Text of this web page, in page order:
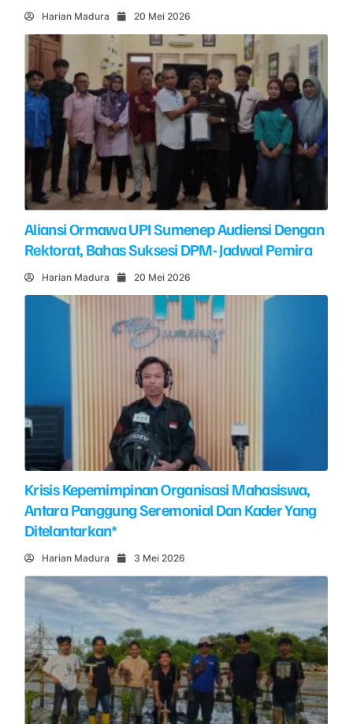
Harian Madura 20 Mei 2026
Aliansi Ormawa UPI Sumenep Audiensi Dengan
Rektorat, Bahas Suksesi DPM- Jadwal Pemira
Harian Madura 20 Mei 2026
Krisis Kepemimpinan Organisasi Mahasiswa,
Antara Panggung Seremonial Dan Kader Yang
Ditelantarkan*
Harian Madura 3 Mei 2026